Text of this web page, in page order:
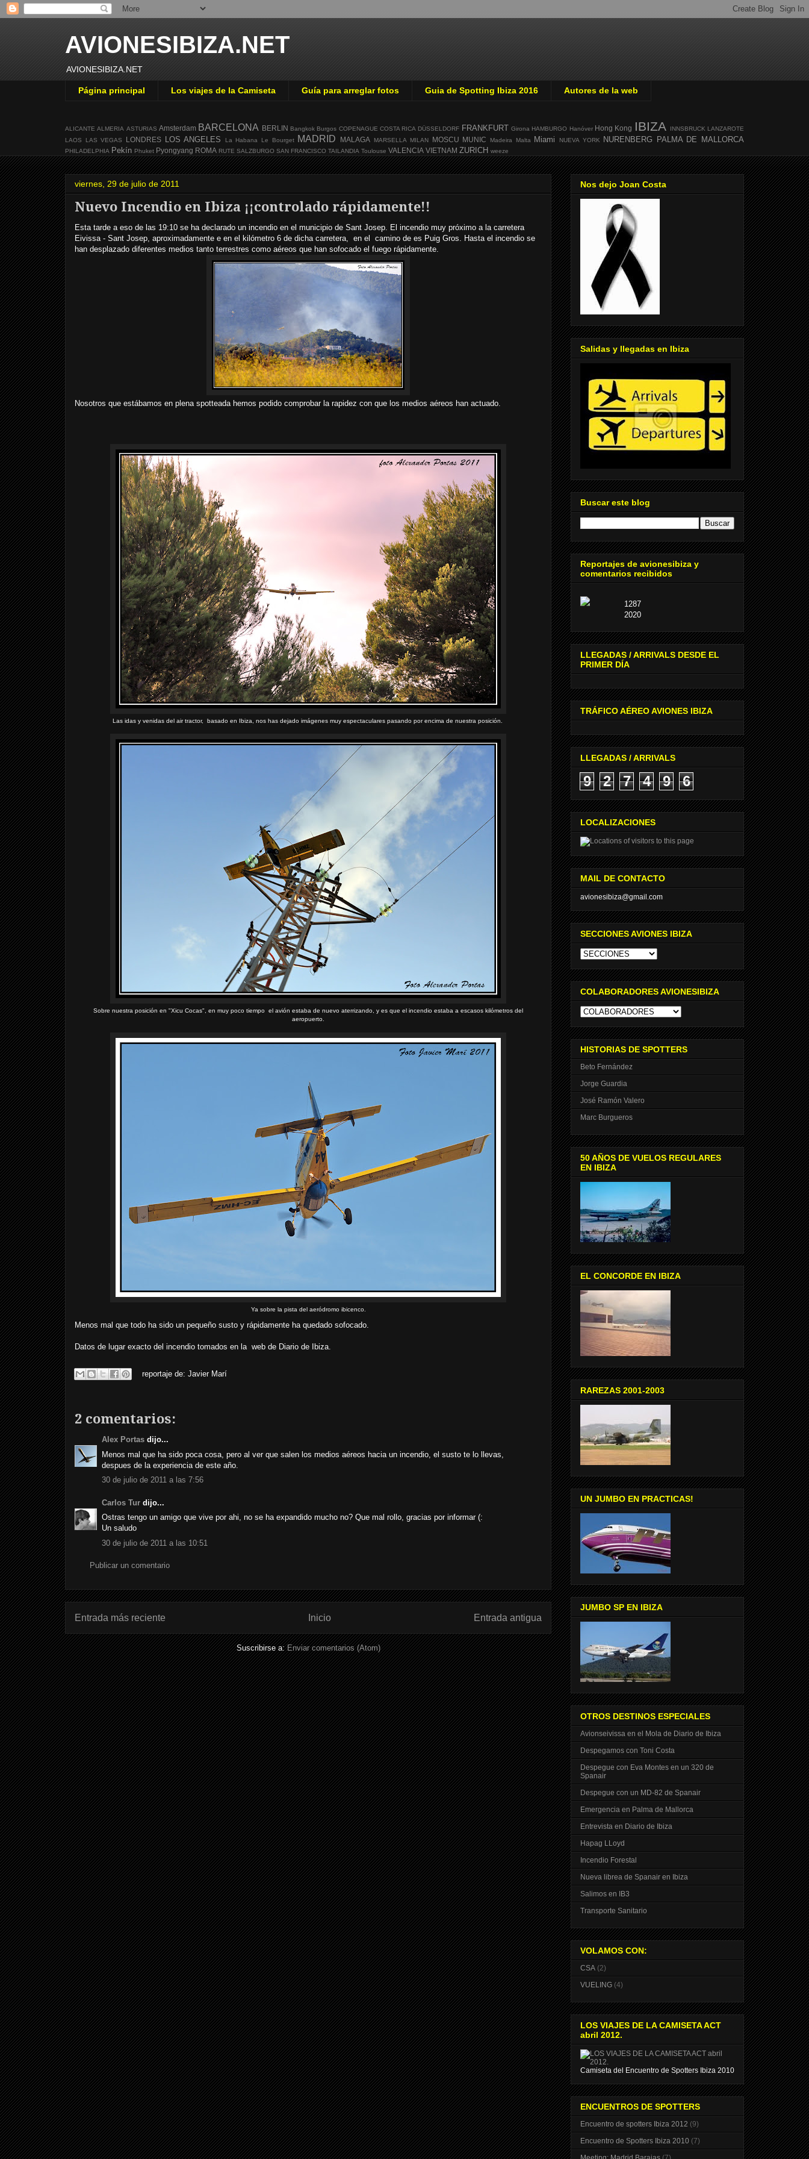
AVIONESIBIZA.NET
AVIONESIBIZA.NET
Página principal Los viajes de la Camiseta Guía para arreglar fotos Guia de Spotting Ibiza 2016 Autores de la web
ALICANTE ALMERIA ASTURIAS Amsterdam BARCELONA BERLIN Bangkok Burgos COPENAGUE COSTA RICA DÜSSELDORF FRANKFURT Girona HAMBURGO Hanóver Hong Kong IBIZA INNSBRUCK LANZAROTE
LAOS
LAS VEGAS LONDRES LOS ANGELES La Habana Le Bourget MADRID MALAGA MARSELLA MILAN MOSCU MUNIC Madeira Malta Miami NUEVA YORK NURENBERG PALMA DE MALLORCA
PHILADELPHIA Pekín Phuket Pyongyang ROMA RUTE SALZBURGO SAN FRANCISCO TAILANDIA Toulouse VALENCIA VIETNAM ZURICH weeze
viernes, 29 de julio de 2011
Nuevo Incendio en Ibiza ¡¡controlado rápidamente!!
Esta tarde a eso de las 19:10 se ha declarado un incendio en el municipio de Sant Josep. El incendio muy próximo a la carretera
Eivissa - Sant Josep, aproximadamente e en el kilómetro 6 de dicha carretera, en el camino de es Puig Gros. Hasta el incendio se
han desplazado diferentes medios tanto terrestres como aéreos que han sofocado el fuego rápidamente.
Nosotros que estábamos en plena spotteada hemos podido comprobar la rapidez con que los medios aéreos han actuado.
Las idas y venidas del air tractor, basado en Ibiza, nos has dejado imágenes muy espectaculares pasando por encima de nuestra posición.
Sobre nuestra posición en "Xicu Cocas", en muy poco tiempo el avión estaba de nuevo aterrizando, y es que el incendio estaba a escasos kilómetros del
aeropuerto.
Ya sobre la pista del aeródromo ibicenco.
Menos mal que todo ha sido un pequeño susto y rápidamente ha quedado sofocado.
Datos de lugar exacto del incendio tomados en la web de Diario de Ibiza.
reportaje de: Javier Marí
2 comentarios:
Alex Portas dijo...
Menos mal que ha sido poca cosa, pero al ver que salen los medios aéreos hacia un incendio, el susto te lo llevas,
despues de la experiencia de este año.
30 de julio de 2011 a las 7:56
Carlos Tur dijo...
Ostras tengo un amigo que vive por ahi, no se ha expandido mucho no? Que mal rollo, gracias por informar (:
Un saludo
30 de julio de 2011 a las 10:51
Publicar un comentario
Entrada más reciente Entrada antigua
Inicio
Suscribirse a:Enviar comentarios (Atom)
Nos dejo Joan Costa
Salidas y llegadas en Ibiza
Buscar este blog
Reportajes de avionesibiza y
comentarios recibidos
1287
2020
LLEGADAS / ARRIVALS DESDE EL
PRIMER DÍA
TRÁFICO AÉREO AVIONES IBIZA
LLEGADAS / ARRIVALS
9 2 7 4 9 6
LOCALIZACIONES
MAIL DE CONTACTO
avionesibiza@gmail.com
SECCIONES AVIONES IBIZA
COLABORADORES AVIONESIBIZA
HISTORIAS DE SPOTTERS
Beto Fernández
Jorge Guardia
José Ramón Valero
Marc Burgueros
50 AÑOS DE VUELOS REGULARES
EN IBIZA
EL CONCORDE EN IBIZA
RAREZAS 2001-2003
UN JUMBO EN PRACTICAS!
JUMBO SP EN IBIZA
OTROS DESTINOS ESPECIALES
Avionseivissa en el Mola de Diario de Ibiza
Despegamos con Toni Costa
Despegue con Eva Montes en un 320 de
Spanair
Despegue con un MD-82 de Spanair
Emergencia en Palma de Mallorca
Entrevista en Diario de Ibiza
Hapag LLoyd
Incendio Forestal
Nueva librea de Spanair en Ibiza
Salimos en IB3
Transporte Sanitario
VOLAMOS CON:
CSA (2)
VUELING (4)
LOS VIAJES DE LA CAMISETA ACT
abril 2012.
Camiseta del Encuentro de Spotters Ibiza 2010
ENCUENTROS DE SPOTTERS
Encuentro de spotters Ibiza 2012 (9)
Encuentro de Spotters Ibiza 2010 (7)
Meeting: Madrid Barajas (7)